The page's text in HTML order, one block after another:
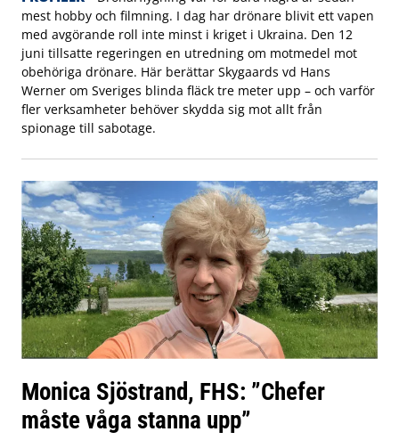
mest hobby och filmning. I dag har drönare blivit ett vapen
med avgörande roll inte minst i kriget i Ukraina. Den 12
juni tillsatte regeringen en utredning om motmedel mot
obehöriga drönare. Här berättar Skygaards vd Hans
Werner om Sveriges blinda fläck tre meter upp – och varför
fler verksamheter behöver skydda sig mot allt från
spionage till sabotage.
Monica Sjöstrand, FHS: ”Chefer
måste våga stanna upp”